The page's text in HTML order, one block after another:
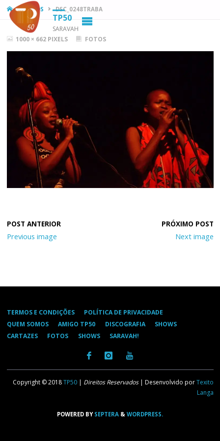
TP50
SARAVAH
HOMEFOTOS DSC_0248TRABA
FULL1000 × 662 PIXELS FOTOS
Previous image Next image
TERMOS E CONDIÇÕES
POLÍTICA DE PRIVACIDADE
QUEM SOMOS
AMIGO TP50 DISCOGRAFIA
SHOWS
CARTAZES
FOTOS SHOWS SARAVAH!
Copyright © 2018TP50 | Direitos Reservados| Desenvolvido porTexito
Langa
POWERED BYSEPTERA & WORDPRESS.